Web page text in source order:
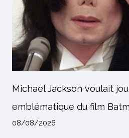
Michael Jackson voulait
emblématique du film
08/08/2026